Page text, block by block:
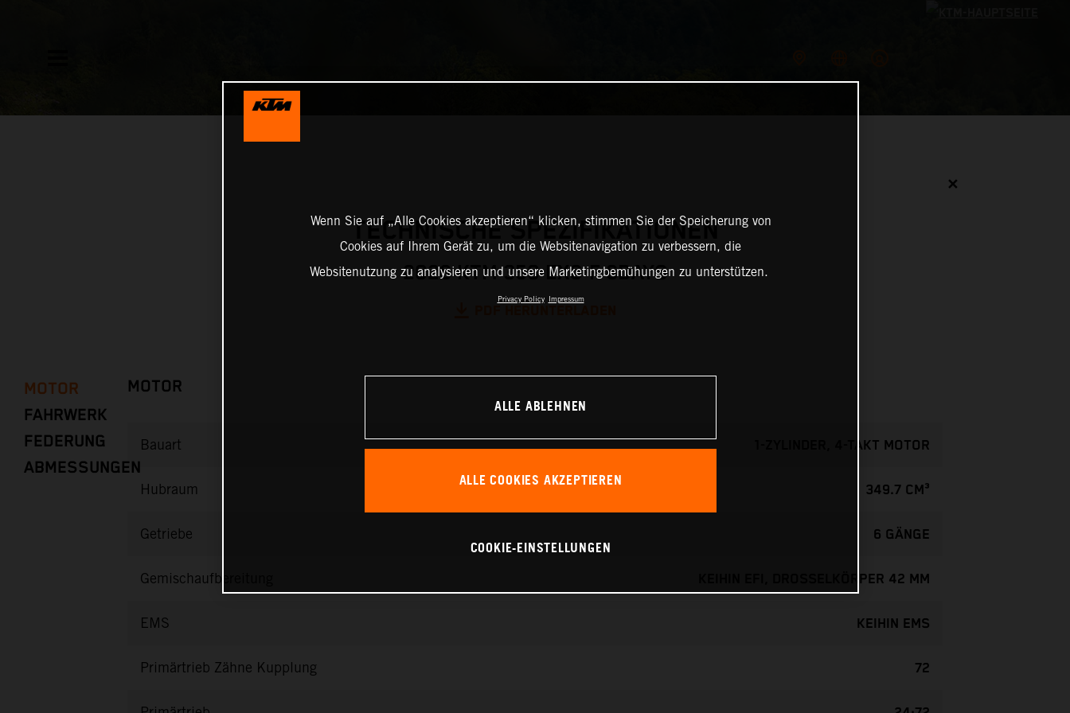
✕
TECHNISCHE SPEZIFIKATIONEN
2026 KTM 350 EXC-F 6DAYS
MOTOR
FAHRWERK
FEDERUNG
ABMESSUNGEN
MOTOR
Bauart 1-ZYLINDER, 4-TAKT MOTOR
Hubraum 349.7 CM³
Getriebe 6 GÄNGE
Gemischaufbereitung KEIHIN EFI, DROSSELKÖRPER 42 MM
EMS KEIHIN EMS
Primärtrieb Zähne Kupplung 72
Wenn Sie auf „Alle Cookies akzeptieren“ klicken, stimmen Sie der Speicherung von
Cookies auf Ihrem Gerät zu, um die Websitenavigation zu verbessern, die
Websitenutzung zu analysieren und unsere Marketingbemühungen zu unterstützen.
Privacy Policy Impressum
ALLE ABLEHNEN
ALLE COOKIES AKZEPTIEREN
COOKIE-EINSTELLUNGEN